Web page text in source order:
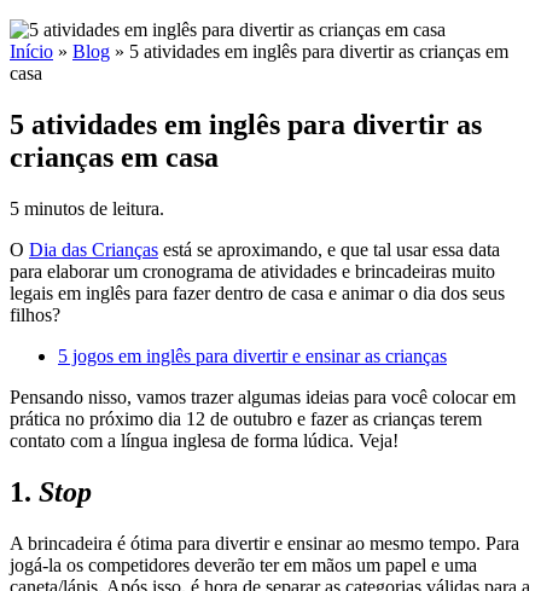
Início » Blog » 5 atividades em inglês para divertir as crianças em
casa
5 atividades em inglês para divertir as
crianças em casa
5 minutos de leitura.
O Dia das Crianças está se aproximando, e que tal usar essa data
para elaborar um cronograma de atividades e brincadeiras muito
legais em inglês para fazer dentro de casa e animar o dia dos seus
filhos?
5 jogos em inglês para divertir e ensinar as crianças
Pensando nisso, vamos trazer algumas ideias para você colocar em
prática no próximo dia 12 de outubro e fazer as crianças terem
contato com a língua inglesa de forma lúdica. Veja!
1. Stop
A brincadeira é ótima para divertir e ensinar ao mesmo tempo. Para
jogá-la os competidores deverão ter em mãos um papel e uma
caneta/lápis. Após isso, é hora de separar as categorias válidas para a